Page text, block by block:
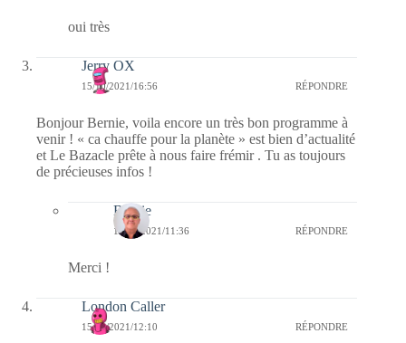
oui très
Jerry OX
15/10/2021/16:56 RÉPONDRE
Bonjour Bernie, voila encore un très bon programme à
venir ! « ca chauffe pour la planète » est bien d’actualité
et Le Bazacle prête à nous faire frémir . Tu as toujours
de précieuses infos !
Bernie
16/10/2021/11:36 RÉPONDRE
Merci !
London Caller
15/10/2021/12:10 RÉPONDRE